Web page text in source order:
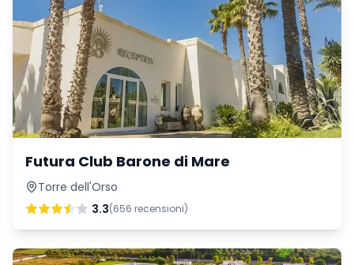
Futura Club Barone di Mare
Torre dell'Orso
3.3(656 recensioni)